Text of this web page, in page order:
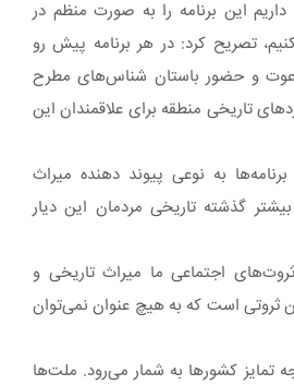
داریم این برنامه را به صورت منظم در
کنیم، تصریح کرد: در هر برنامه پیش رو
و حضور باستان شناس‌های مطرح
تاریخی منطقه برای علاقمندان این
به نوعی پیوند دهنده میراث
گذشته تاریخی مردمان این دیار
اجتماعی ما میراث تاریخی و
ثروتی است که به هیچ عنوان نمی‌توان
تمایز کشورها به شمار می‌رود. ملت‌ها